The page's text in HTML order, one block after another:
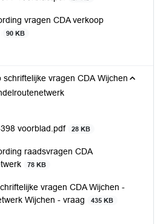
vragen CDA verkoop
90 KB
schriftelijke vragen CDA Wijchen
voorblad.pdf
28 KB
raadsvragen CDA
78 KB
vragen CDA Wijchen -
Wijchen - vraag
435 KB